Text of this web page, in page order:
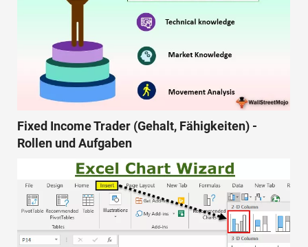
Fixed Income Trader (Gehalt, Fähigkeiten) -
Rollen und Aufgaben